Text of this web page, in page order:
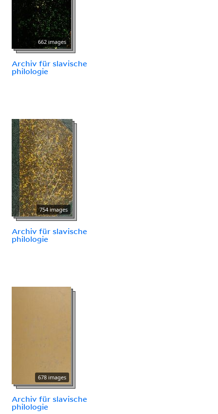
662 images
Archiv für slavische
philologie
754 images
Archiv für slavische
philologie
678 images
Archiv für slavische
philologie